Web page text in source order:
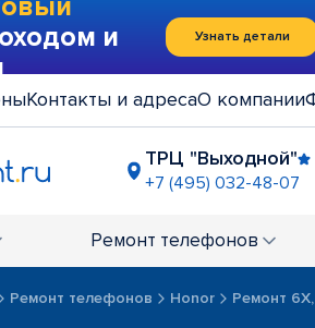
и
Узнать детали
Контакты и адресаО компании
ТРЦ "Выходной"
+7 (495) 032-48-07
Ремонт телефонов
Ремонт телефонов Honor Ремонт